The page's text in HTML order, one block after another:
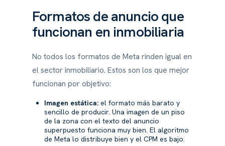
Formatos de anuncio que
funcionan en inmobiliaria
No todos los formatos de Meta rinden igual en
el sector inmobiliario. Estos son los que mejor
funcionan por objetivo:
Imagen estática: el formato más barato y
sencillo de producir. Una imagen de un piso
de la zona con el texto del anuncio
superpuesto funciona muy bien. El algoritmo
de Meta lo distribuye bien y el CPM es bajo.